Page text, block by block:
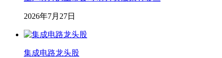
2026年7月27日
集成电路龙头股